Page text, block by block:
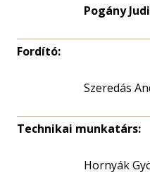
Pogány
Fordító:
Szeredás
Technikai munkatárs:
Hornyák